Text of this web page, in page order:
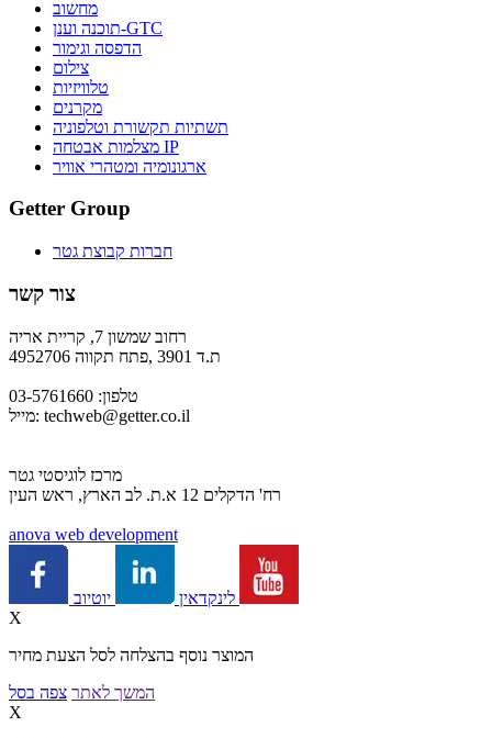
מחשוב
תוכנה וענן-GTC
הדפסה וגימור
צילום
טלוויזיות
מקרנים
תשתיות תקשורת וטלפוניה
מצלמות אבטחה IP
ארגונומיה ומטהרי אוויר
Getter Group
חברות קבוצת גטר
צור קשר
רחוב שמשון 7, קריית אריה
ת.ד 3901 ,פתח תקווה 4952706
טלפון: 03-5761660
מייל: techweb@getter.co.il
מרכז לוגיסטי גטר
רח' הדקלים 12 א.ת. לב הארץ, ראש העין
anova web development
לינקדאין
X
המוצר נוסף בהצלחה לסל הצעת מחיר
המשך לאתר צפה בסל
X